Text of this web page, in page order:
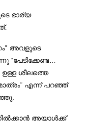
ഭാര്യ
അവളുടെ
“പേടിക്കേണ്ട…
ഉള്ള ശീലത്തെ
മാത്രം” എന്ന് പറഞ്ഞ്
അയാൾക്ക്